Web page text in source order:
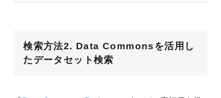
検索方法2. Data Commonsを活用し
たデータセット検索